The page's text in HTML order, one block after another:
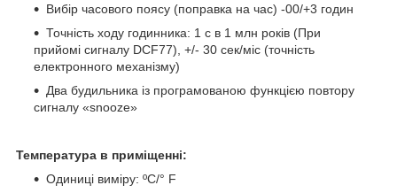
Вибір часового поясу (поправка на час) -00/+3 годин
Точність ходу годинника: 1 с в 1 млн років (При
прийомі сигналу DCF77), +/- 30 сек/міс (точність
електронного механізму)
Два будильника із програмованою функцією повтору
сигналу «snooze»
Температура в приміщенні:
Одиниці виміру: ºС/° F